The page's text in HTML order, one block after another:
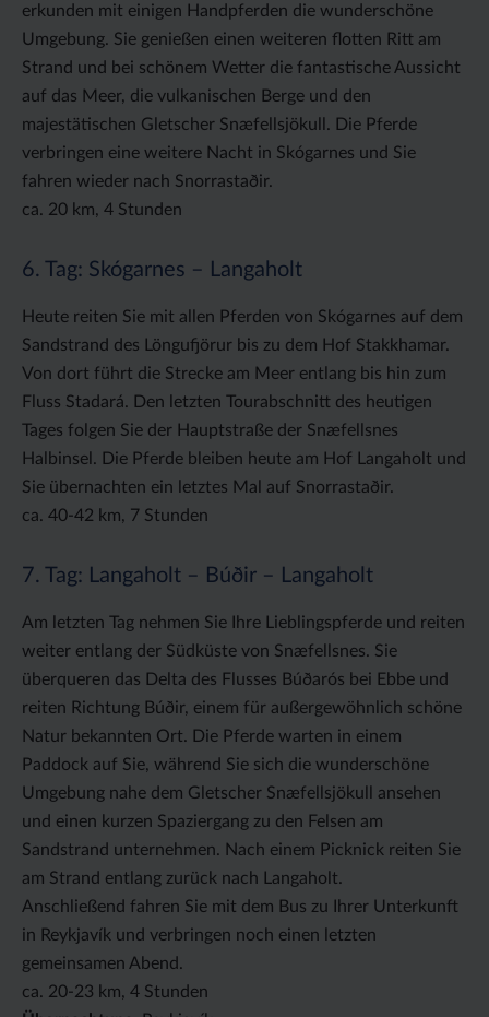
erkunden mit einigen Handpferden die wunderschöne
Umgebung. Sie genießen einen weiteren flotten Ritt am
Strand und bei schönem Wetter die fantastische Aussicht
auf das Meer, die vulkanischen Berge und den
majestätischen Gletscher Snæfellsjökull. Die Pferde
verbringen eine weitere Nacht in Skógarnes und Sie
fahren wieder nach Snorrastaðir.
ca. 20 km, 4 Stunden
6. Tag: Skógarnes – Langaholt
Heute reiten Sie mit allen Pferden von Skógarnes auf dem
Sandstrand des Löngufjörur bis zu dem Hof Stakkhamar.
Von dort führt die Strecke am Meer entlang bis hin zum
Fluss Stadará. Den letzten Tourabschnitt des heutigen
Tages folgen Sie der Hauptstraße der Snæfellsnes
Halbinsel. Die Pferde bleiben heute am Hof Langaholt und
Sie übernachten ein letztes Mal auf Snorrastaðir.
ca. 40-42 km, 7 Stunden
7. Tag: Langaholt – Búðir – Langaholt
Am letzten Tag nehmen Sie Ihre Lieblingspferde und reiten
weiter entlang der Südküste von Snæfellsnes. Sie
überqueren das Delta des Flusses Búðarós bei Ebbe und
reiten Richtung Búðir, einem für außergewöhnlich schöne
Natur bekannten Ort. Die Pferde warten in einem
Paddock auf Sie, während Sie sich die wunderschöne
Umgebung nahe dem Gletscher Snæfellsjökull ansehen
und einen kurzen Spaziergang zu den Felsen am
Sandstrand unternehmen. Nach einem Picknick reiten Sie
am Strand entlang zurück nach Langaholt.
Anschließend fahren Sie mit dem Bus zu Ihrer Unterkunft
in Reykjavík und verbringen noch einen letzten
gemeinsamen Abend.
ca. 20-23 km, 4 Stunden